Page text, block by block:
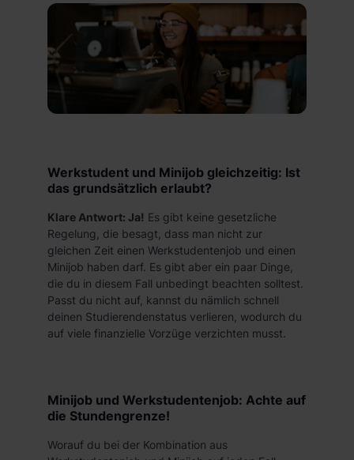
Werkstudent und Minijob gleichzeitig: Ist
das grundsätzlich erlaubt?
Klare Antwort: Ja! Es gibt keine gesetzliche
Regelung, die besagt, dass man nicht zur
gleichen Zeit einen Werkstudentenjob und einen
Minijob haben darf. Es gibt aber ein paar Dinge,
die du in diesem Fall unbedingt beachten solltest.
Passt du nicht auf, kannst du nämlich schnell
deinen Studierendenstatus verlieren, wodurch du
auf viele finanzielle Vorzüge verzichten musst.
Minijob und Werkstudentenjob: Achte auf
die Stundengrenze!
Worauf du bei der Kombination aus